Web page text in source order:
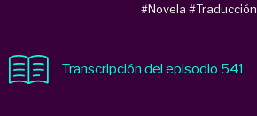
#Novela #Traducción
Transcripción del episodio 541